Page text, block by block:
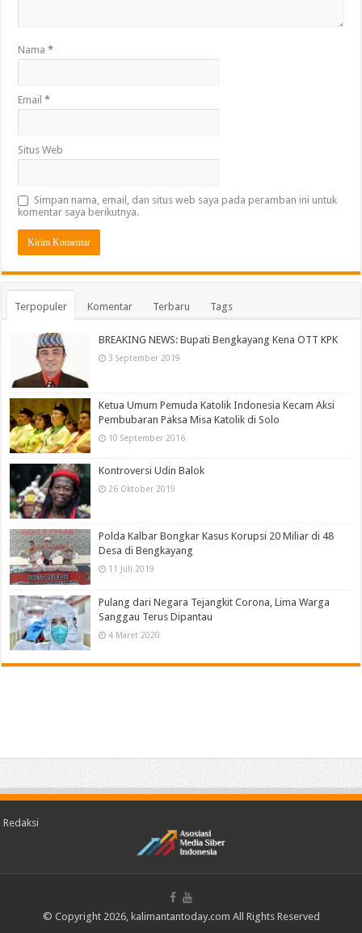
Nama*
Email*
Situs Web
Simpan nama, email, dan situs web saya pada peramban ini untuk
komentar saya berikutnya.
Terpopuler Komentar Terbaru Tags
BREAKING NEWS: Bupati Bengkayang Kena OTT KPK
3 September 2019
Ketua Umum Pemuda Katolik Indonesia Kecam Aksi
Pembubaran Paksa Misa Katolik di Solo
10 September 2016
Kontroversi Udin Balok
26 Oktober 2019
Polda Kalbar Bongkar Kasus Korupsi 20 Miliar di 48
Desa di Bengkayang
11 Juli 2019
Pulang dari Negara Tejangkit Corona, Lima Warga
Sanggau Terus Dipantau
4 Maret 2020
Redaksi
© Copyright 2026, kalimantantoday.com All Rights Reserved